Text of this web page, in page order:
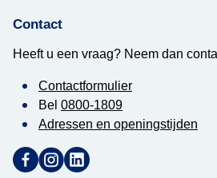
Contact
Heeft u een vraag? Neem dan
Contactformulier
Bel 0800-1809
Adressen en openingstijden